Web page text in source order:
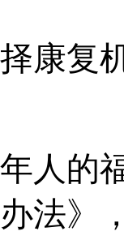
康复
人的
法》